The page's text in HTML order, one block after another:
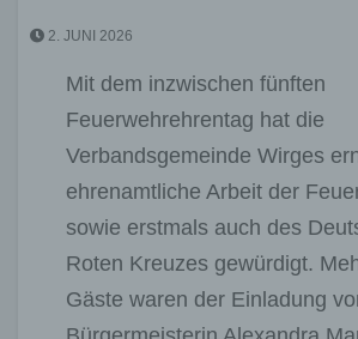
2. JUNI 2026
Mit dem inzwischen fünften
Feuerwehrehrentag hat die
Verbandsgemeinde Wirges
ehrenamtliche Arbeit der
sowie erstmals auch des
Roten Kreuzes gewürdigt.
Gäste waren der Einladung